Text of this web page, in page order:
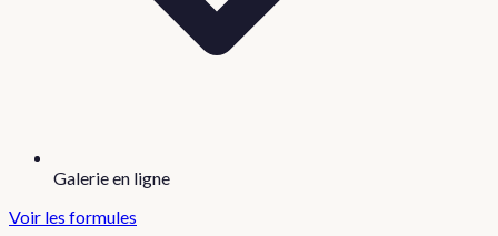
Galerie en ligne
Voir les formules